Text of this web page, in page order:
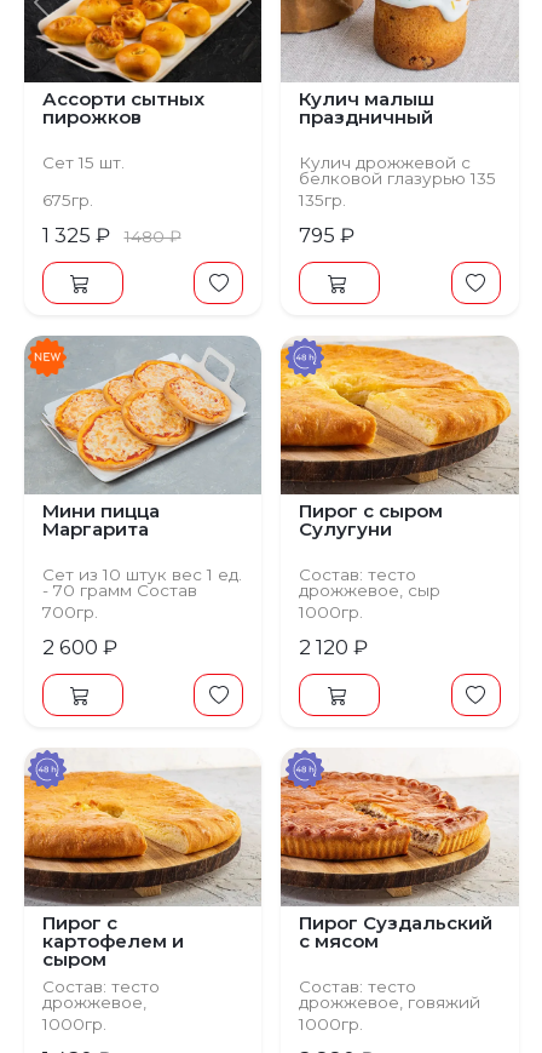
Предыдущий Следующий
Ассорти сытных
пирожков
Сет 15 шт.
675гр.
1 325 ₽ 1480 ₽
Кулич малыш
праздничный
Кулич дрожжевой с
белковой глазурью 135
гр
135гр.
795 ₽
Мини пицца
Маргарита
Сет из 10 штук вес 1 ед.
- 70 грамм Состав
Тесто дрожжевое,
помидоры, сыр,
томатный соус
700гр.
2 600 ₽
Пирог с сыром
Сулугуни
Состав: тесто
дрожжевое, сыр
Сулугуни, сыр
Моцарелла, масло
сливочное
1000гр.
2 120 ₽
Пирог с
картофелем и
сыром
Состав: тесто
дрожжевое,
картофель, сыр
Сулугуни, зелень
1000гр.
Пирог Суздальский
с мясом
Состав: тесто
дрожжевое, говяжий
фарш
1000гр.